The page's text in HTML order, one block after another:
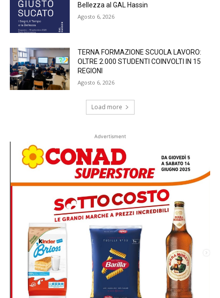
Bellezza al GAL Hassin
Agosto 6, 2026
TERNA FORMAZIONE SCUOLA LAVORO:
OLTRE 2.000 STUDENTI COINVOLTI IN 15
REGIONI
Agosto 6, 2026
Load more
Advertisment